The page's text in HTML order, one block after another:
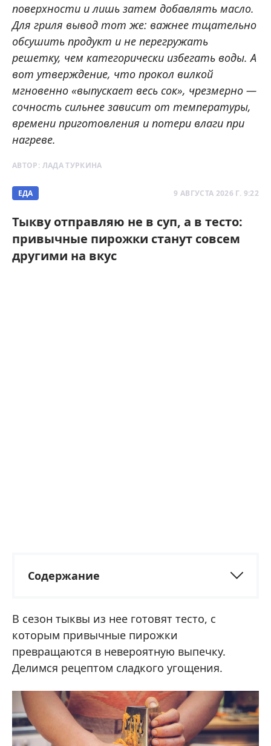
поверхности и лишь затем добавлять масло.
Для гриля вывод тот же: важнее тщательно
обсушить продукт и не перегружать
решетку, чем категорически избегать воды. А
вот утверждение, что прокол вилкой
мгновенно «выпускает весь сок», чрезмерно —
сочность сильнее зависит от температуры,
времени приготовления и потери влаги при
нагреве.
АВТОР: ЛАДА ТУРКИНА
ЕДА 9 АВГУСТА 2026 Г. 9:22
Тыкву отправляю не в суп, а в тесто:
привычные пирожки станут совсем
другими на вкус
Содержание
В сезон тыквы из нее готовят тесто, с
которым привычные пирожки
превращаются в невероятную выпечку.
Делимся рецептом сладкого угощения.